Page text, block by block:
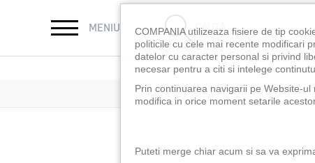
MENIU CAUTĂ
COMPANIA utilizeaza fisiere de tip
politicile cu cele mai recente modificari
datelor cu caracter personal si privind
necesar pentru a citi si intelege
Prin continuarea navigarii pe Website-
modifica in orice moment setarile
Puteti merge chiar acum si sa va